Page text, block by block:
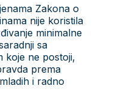
Zakona o
nije koristila
minimalne
sa
koje ne postoji,
prema
i radno